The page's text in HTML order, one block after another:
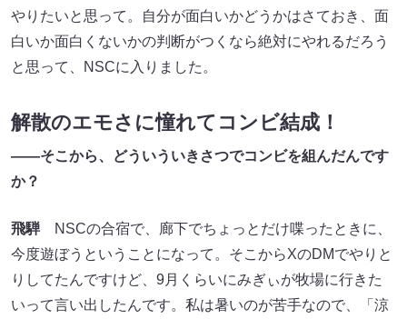
やりたいと思って。自分が面白いかどうかはさておき、面
白いか面白くないかの判断がつくなら絶対にやれるだろう
と思って、NSCに入りました。
解散のエモさに憧れてコンビ結成！
――そこから、どういういきさつでコンビを組んだんです
か？
飛騨 NSCの合宿で、廊下でちょっとだけ喋ったときに、
今度遊ぼうということになって。そこからXのDMでやりと
りしてたんですけど、9月くらいにみぎぃが牧場に行きた
いって言い出したんです。私は暑いのが苦手なので、「涼